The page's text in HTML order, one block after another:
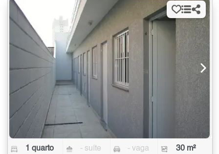
1 quarto - suíte - vaga 30 m²